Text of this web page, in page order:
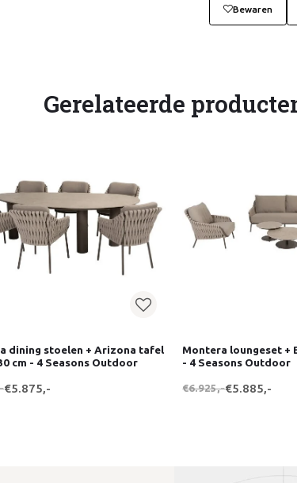
Bewaren
Gerelateerde
dining stoelen + Arizona tafel
cm - 4 Seasons Outdoor
€5.875,-
Montera loungeset
- 4 Seasons Outdoor
€6.925,-€5.885,-